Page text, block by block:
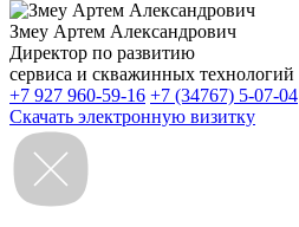
Змеу Артем Александрович
Директор по развитию
сервиса и скважинных технологий
+7 927 960-59-16 +7 (34767) 5-07-04
Скачать электронную визитку